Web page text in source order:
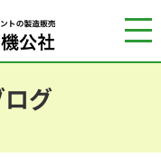
グ